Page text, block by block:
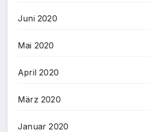
Juni 2020
Mai 2020
April 2020
März 2020
Januar 2020